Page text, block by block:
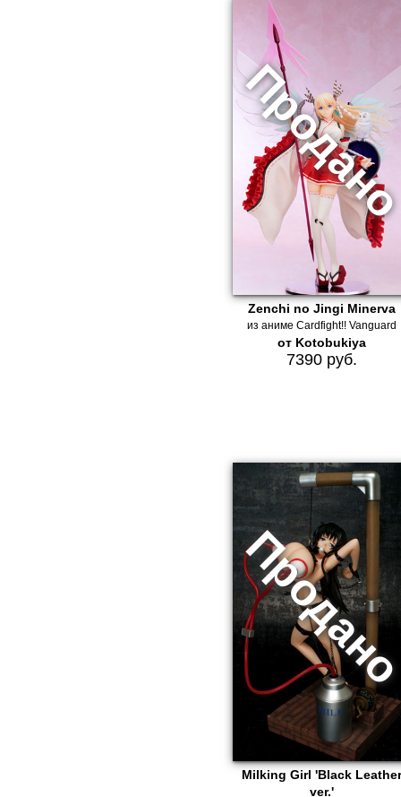
Zenchi no Jingi Minerva
из аниме Cardfight!! Vanguard
от Kotobukiya
7390 руб.
Milking Girl 'Black
ver.'